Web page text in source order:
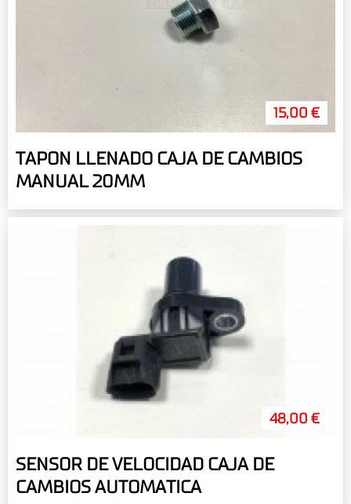
15,00 €
TAPON LLENADO CAJA DE CAMBIOS
MANUAL 20MM
48,00 €
SENSOR DE VELOCIDAD CAJA DE
CAMBIOS AUTOMATICA